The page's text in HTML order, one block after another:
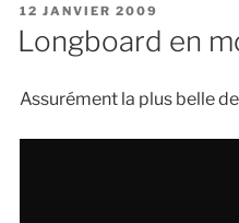
PUBLIÉ
LE
12 JANVIER 2009
Longboard en
Assurément la plus belle